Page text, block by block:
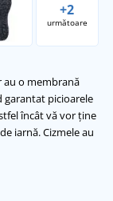
+2
următoare
au o membrană
garantat picioarele
încât vă vor ține
iarnă. Cizmele au